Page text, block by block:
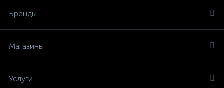
Бренды
Магазины
Услуги